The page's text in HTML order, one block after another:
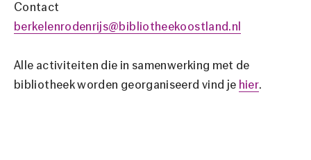
Contact
berkelenrodenrijs@bibliotheekoostland.nl
Alle activiteiten die in samenwerking met de
bibliotheek worden georganiseerd vind je hier.